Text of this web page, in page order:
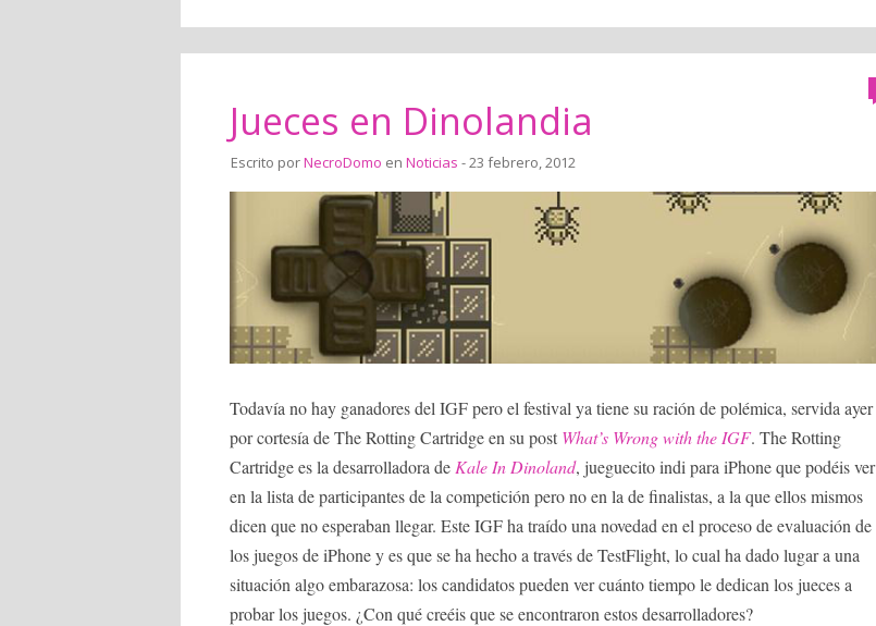
Jueces en Dinolandia
Escrito porNecroDomo en Noticias - 23 febrero, 2012
Todavía no hay ganadores del IGF pero el festival ya tiene su ración de polémica, servida ayer
por cortesía de The Rotting Cartridge en su post What’s Wrong with the IGF. The Rotting
Cartridge es la desarrolladora de Kale In Dinoland, jueguecito indi para iPhone que podéis ver
en la lista de participantes de la competición pero no en la de finalistas, a la que ellos mismos
dicen que no esperaban llegar. Este IGF ha traído una novedad en el proceso de evaluación de
los juegos de iPhone y es que se ha hecho a través de TestFlight, lo cual ha dado lugar a una
situación algo embarazosa: los candidatos pueden ver cuánto tiempo le dedican los jueces a
probar los juegos. ¿Con qué creéis que se encontraron estos desarrolladores?